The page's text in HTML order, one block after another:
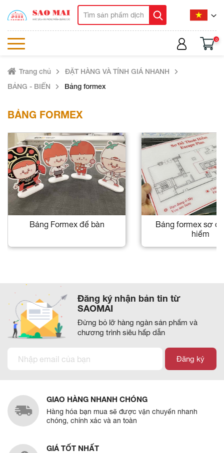
0
Trang chủ
ĐẶT HÀNG VÀ TÍNH GIÁ NHANH
BẢNG - BIỂN
Bảng formex
BẢNG FORMEX
Bảng Formex để bàn
Bảng formex sơ
hiểm
Đăng ký nhận bản tin từ
SAOMAI
Đừng bỏ lỡ hàng ngàn sản phẩm và
chương trình siêu hấp dẫn
Đăng ký
GIAO HÀNG NHANH CHÓNG
Hàng hóa bạn mua sẽ được vận chuyển nhanh
chóng, chính xác và an toàn
GIÁ TỐT NHẤT